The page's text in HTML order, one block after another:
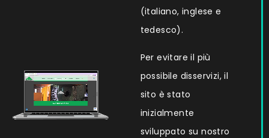
(italiano, inglese e
tedesco).
Per evitare il più
possibile disservizi, il
sito è stato
inizialmente
sviluppato su nostro